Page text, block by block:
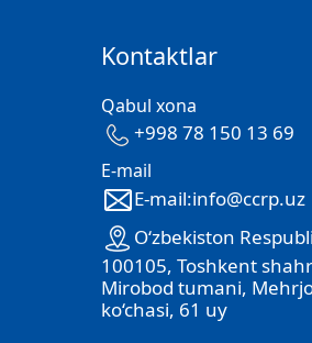
Kontaktlar
Qabul xona
+998 78 150 13 69
E-mail
E-mail:info@ccrp.uz
O‘zbekiston
100105, Toshkent
Mirobod tumani,
ko‘chasi, 61 uy